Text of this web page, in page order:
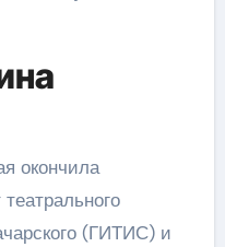
окончила
(ГИТИС) и